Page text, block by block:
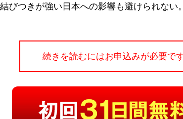
びつきが強い日本への影響も避けられな
続きを読むにはお申込みが必要です